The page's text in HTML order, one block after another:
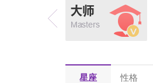
星座 性格